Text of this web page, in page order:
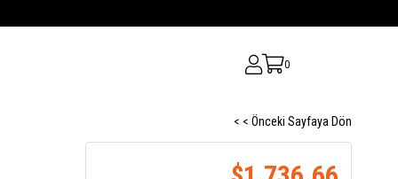
0
< < Önceki Sayfaya Dön